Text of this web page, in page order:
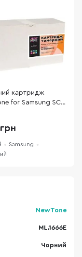
картридж
for Samsung SCX-
Samsung
NewTone
ML.1666E
Чорний